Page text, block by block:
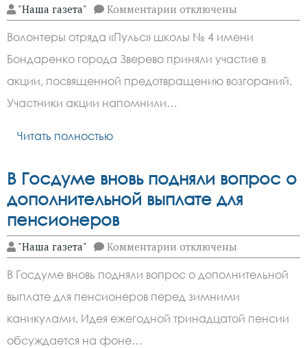
"Наша газета" Комментарии к
записи
Волонтеры
из
Зверево
напомнили
школьникам
о
отключены
Волонтеры отряда «Пульс» школы № 4 имени
Бондаренко города Зверево приняли участие в
акции, посвященной предотвращению возгораний.
Участники акции напомнили…
Читать полностью
В Госдуме вновь подняли вопрос о
дополнительной выплате для
пенсионеров
"Наша газета" Комментарии к
записи
Госдуме
вновь
подняли
вопрос
о
отключены
В Госдуме вновь подняли вопрос о дополнительной
выплате для пенсионеров перед зимними
каникулами. Идея ежегодной тринадцатой пенсии
обсуждается на фоне…